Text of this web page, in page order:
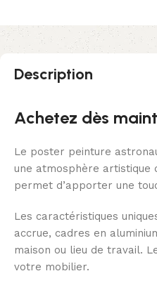
Description
Achetez dès
Le poster peinture
une atmosphère artistique
permet d’apporter une
Les caractéristiques
accrue, cadres en
maison ou lieu de travail.
votre mobilier.